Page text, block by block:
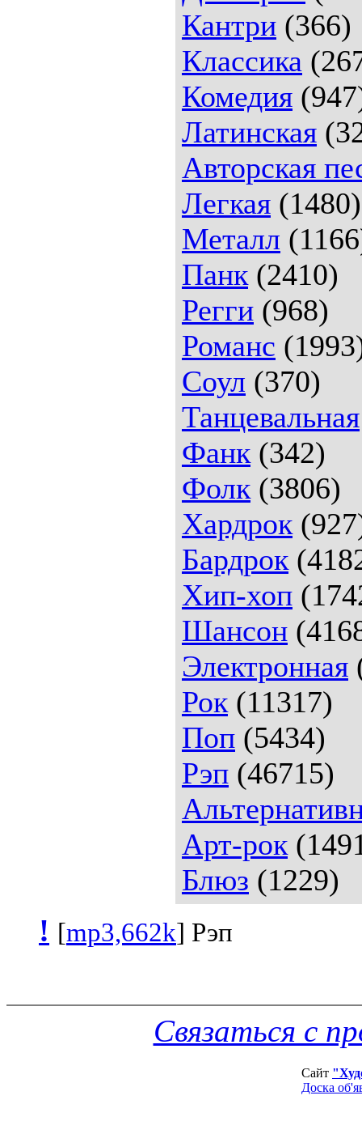
Кантри (366)
Классика
Комедия
Латинская
Авторская
Легкая (1480)
Металл
Панк (2410)
Регги (968)
Романс
Соул (370)
Танцевальная
Фанк (342)
Фолк (3806)
Хардрок
Бардрок
Хип-хоп
Шансон
Электронная
Рок (11317)
Поп (5434)
Рэп (46715)
Арт-рок
Блюз (1229)
! [mp3,662k] Рэп
Связаться с
Сайт
Доска